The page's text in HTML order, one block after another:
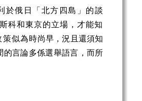
俄日「北方四島」的談
科和東京的立場，才能知
似為時尚早，況且還須知
言論多係選舉語言，而所